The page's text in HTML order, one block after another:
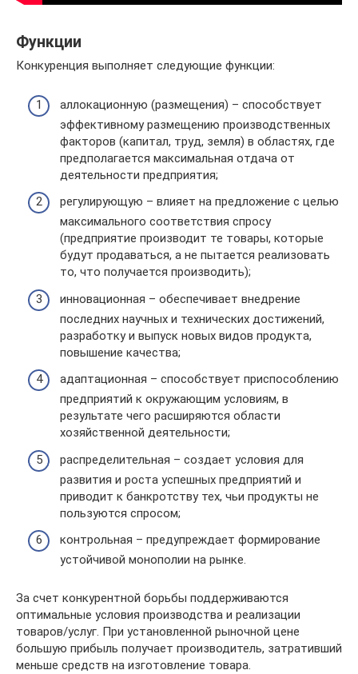
Функции
Конкуренция выполняет следующие функции:
аллокационную (размещения) – способствует
эффективному размещению производственных
факторов (капитал, труд, земля) в областях, где
предполагается максимальная отдача от
деятельности предприятия;
регулирующую – влияет на предложение с целью
максимального соответствия спросу
(предприятие производит те товары, которые
будут продаваться, а не пытается реализовать
то, что получается производить);
инновационная – обеспечивает внедрение
последних научных и технических достижений,
разработку и выпуск новых видов продукта,
повышение качества;
адаптационная – способствует приспособлению
предприятий к окружающим условиям, в
результате чего расширяются области
хозяйственной деятельности;
распределительная – создает условия для
развития и роста успешных предприятий и
приводит к банкротству тех, чьи продукты не
пользуются спросом;
контрольная – предупреждает формирование
устойчивой монополии на рынке.
За счет конкурентной борьбы поддерживаются
оптимальные условия производства и реализации
товаров/услуг. При установленной рыночной цене
большую прибыль получает производитель, затративший
меньше средств на изготовление товара.